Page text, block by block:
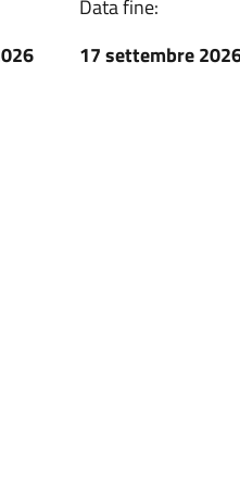
Data fine:
17 settembre